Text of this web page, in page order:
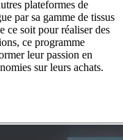
plateformes de
par sa gamme de tissus
ce soit pour réaliser des
ce programme
leur passion en
sur leurs achats.